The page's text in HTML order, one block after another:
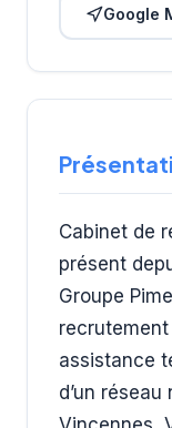
Google
Cabinet de
présent
Groupe
recrutement
assistance
d’un